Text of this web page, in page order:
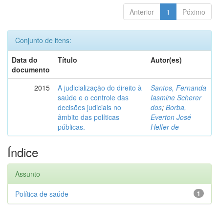
Anterior 1 Póximo
Conjunto de itens:
Data do
documento
Título Autor(es)
2015
A judicialização do direito à
saúde e o controle das
decisões judiciais no
âmbito das políticas
públicas.
Santos, Fernanda
Iasmine Scherer
dos; Borba,
Everton José
Helfer de
Índice
Assunto
1
Política de saúde